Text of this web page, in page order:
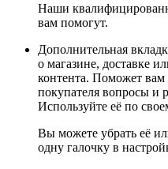
Наши
вам помогут.
Дополнительная
о магазине, доставке
контента. Поможет
покупателя вопросы и
Используйте её по
Вы можете убрать её
одну галочку в